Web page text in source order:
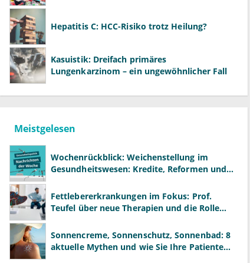
Hepatitis C: HCC-Risiko trotz Heilung?
Kasuistik: Dreifach primäres
Lungenkarzinom – ein ungewöhnlicher Fall
Meistgelesen
Wochenrückblick: Weichenstellung im
Gesundheitswesen: Kredite, Reformen und
Fettlebererkrankungen im Fokus: Prof.
Teufel über neue Therapien und die Rolle
Sonnencreme, Sonnenschutz, Sonnenbad: 8
aktuelle Mythen und wie Sie Ihre Patienten